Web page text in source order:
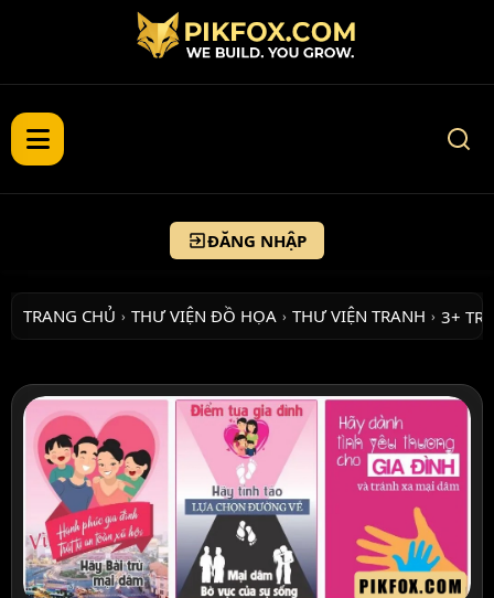
ĐĂNG NHẬP
TRANG CHỦ › THƯ VIỆN ĐỒ HỌA › THƯ VIỆN TRANH › 3+